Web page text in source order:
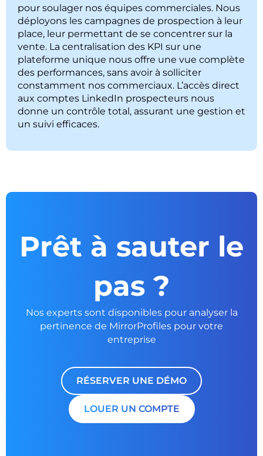
pour soulager nos équipes commerciales. Nous
déployons les campagnes de prospection à leur
place, leur permettant de se concentrer sur la
vente. La centralisation des KPI sur une
plateforme unique nous offre une vue complète
des performances, sans avoir à solliciter
constamment nos commerciaux. L’accès direct
aux comptes LinkedIn prospecteurs nous
donne un contrôle total, assurant une gestion et
un suivi efficaces.
Prêt à sauter le
pas ?
Nos experts sont disponibles pour analyser la
pertinence de MirrorProfiles pour votre
entreprise
RÉSERVER UNE DÉMO
LOUER UN COMPTE